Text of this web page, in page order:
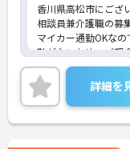
香川県高松市にござ
相談員兼介護職の募
マイカー通勤OKな
勤がないため、ご都
おすすめの求人にな
ご興味のある方は、
せください。
詳細を